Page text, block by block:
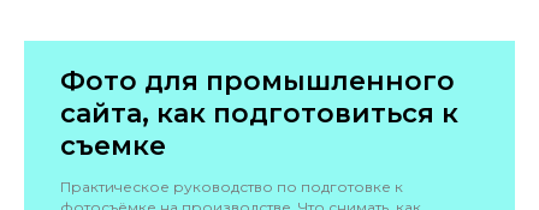
Фото для промышленного
сайта, как подготовиться к
съемке
Практическое руководство по подготовке к